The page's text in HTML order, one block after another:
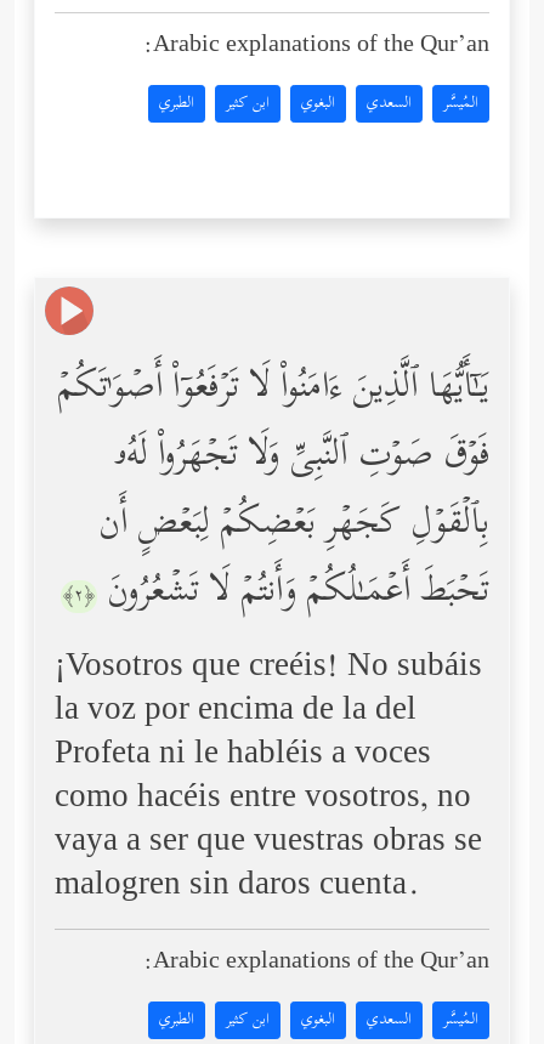
Arabic explanations of the Qur’an:
المُيسَّر السعدي البغوي ابن كثير الطبري
یَـٰۤأَیُّهَا ٱلَّذِینَ ءَامَنُواْ لَا تَرۡفَعُوۤاْ أَصۡوَ ٰ⁠تَكُمۡ
فَوۡقَ صَوۡتِ ٱلنَّبِیِّ وَلَا تَجۡهَرُواْ لَهُۥ
بِٱلۡقَوۡلِ كَجَهۡرِ بَعۡضِكُمۡ لِبَعۡضٍ أَن
تَحۡبَطَ أَعۡمَـٰلُكُمۡ وَأَنتُمۡ لَا تَشۡعُرُونَ ﴿٢﴾
¡Vosotros que creéis! No subáis
la voz por encima de la del
Profeta ni le habléis a voces
como hacéis entre vosotros, no
vaya a ser que vuestras obras se
malogren sin daros cuenta.
Arabic explanations of the Qur’an:
المُيسَّر السعدي البغوي ابن كثير الطبري